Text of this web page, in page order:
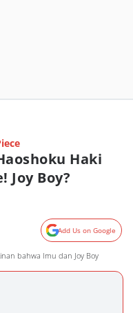
Haki
Joy Boy?
Add Us on Google
bahwa Imu dan Joy Boy